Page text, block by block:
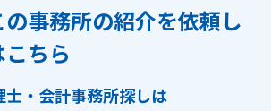
事務所の紹介を依頼し
ちら
士・会計事務所探しは